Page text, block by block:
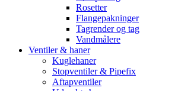
Rosetter
Flangepakninger
Tagrender og tag
Vandmålere
Ventiler & haner
Kuglehaner
Stopventiler & Pipefix
Aftapventiler